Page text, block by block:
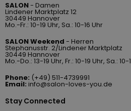
SALON- Damen
Lindener Marktplatz 12
30449 Hannover
Mo.-Fr.: 10-19 Uhr, Sa.: 10-16 Uhr
SALON Weekend - Herren
Stephanusstr. 2/Lindener Marktplatz
30449 Hannover
Mo.-Do.: 13-19 Uhr, Fr.: 10-19 Uhr, Sa.: 10-
Phone: (+49) 511-4739991
Email: info@salon-loves-you.de
Stay Connected